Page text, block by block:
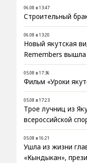
06.08 в 13:47
Строительный
06.08 в 13:20
Новый якутская
Remembers
05.08 в 17:36
Фильм «Уроки
05.08 в 17:23
Трое лучниц из
всероссийской
05.08 в 16:21
Ушла из жизни
«Кындыкан»,